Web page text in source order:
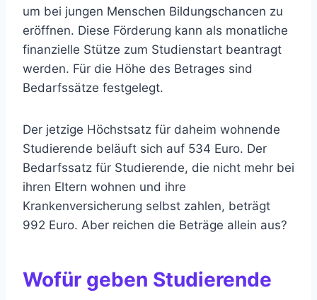
um bei jungen Menschen Bildungschancen zu
eröffnen. Diese Förderung kann als monatliche
finanzielle Stütze zum Studienstart beantragt
werden. Für die Höhe des Betrages sind
Bedarfssätze festgelegt.
Der jetzige Höchstsatz für daheim wohnende
Studierende beläuft sich auf 534 Euro. Der
Bedarfssatz für Studierende, die nicht mehr bei
ihren Eltern wohnen und ihre
Krankenversicherung selbst zahlen, beträgt
992 Euro. Aber reichen die Beträge allein aus?
Wofür geben Studierende